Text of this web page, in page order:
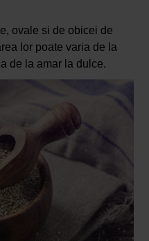
ovale si de obicei de
lor poate varia de la
de la amar la dulce.